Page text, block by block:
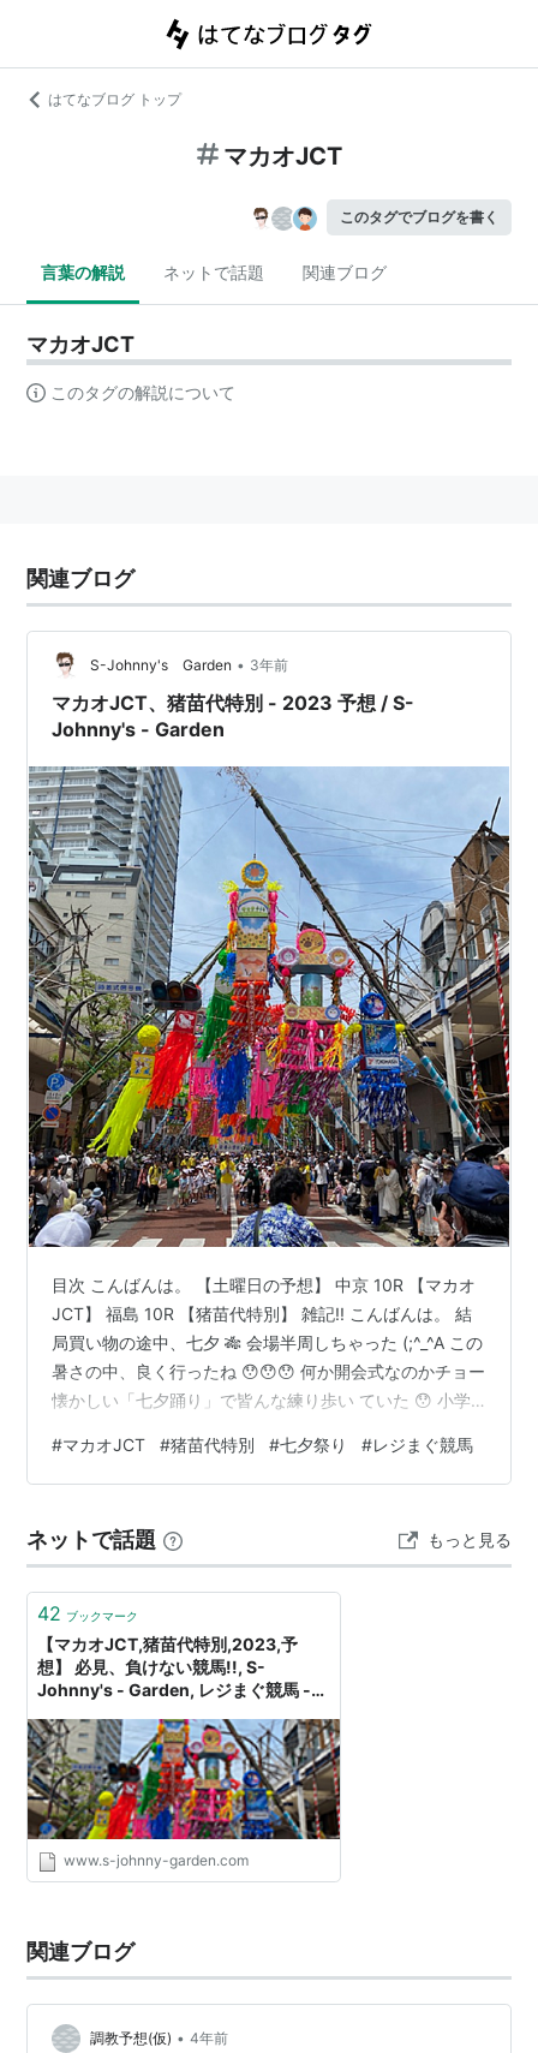
はてなブログ トップ
マカオJCT
このタグでブログを書く
言葉の解説 ネットで話題 関連ブログ
マカオJCT
このタグの解説について
関連ブログ
S-Johnny's Garden • 3年前
マカオJCT、猪苗代特別 - 2023 予想 / S-
Johnny's - Garden
目次 こんばんは。 【土曜日の予想】 中京 10R 【マカオ
JCT】 福島 10R 【猪苗代特別】 雑記!! こんばんは。 結
局買い物の途中、七夕 🎋 会場半周しちゃった (;^_^A この
暑さの中、良く行ったね 😯😯😯 何か開会式なのかチョー
懐かしい「七夕踊り」で皆んな練り歩い ていた 😯 小学
さんが歌っているんだよ（笑） 見るより聴くより踊るこ
と~~ (^^♪ 【土曜日の予想】 中京 10R 【マカオJCT】 こ
ると思われるが、最近の騎乗を見てると ? なので、中穴
狙いで行く。本線は［サ…
#マカオJCT #猪苗代特別 #七夕祭り #レジまぐ競馬
ネットで話題 もっと見る
42 ブックマーク
【マカオJCT,猪苗代特別,2023,予
想】 必見、負けない競馬!!, S-
Johnny's - Garden, レジまぐ競馬 -
www.s-johnny-garden.com
関連ブログ
調教予想(仮) • 4年前